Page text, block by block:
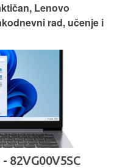
Lenovo
rad, učenje i
82VG00V5SC